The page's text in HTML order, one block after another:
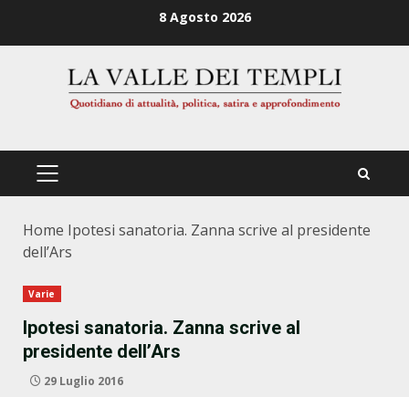
8 Agosto 2026
PRIMÄRES
Home Ipotesi sanatoria. Zanna scrive al presidente
dell’Ars
Varie
Ipotesi sanatoria. Zanna scrive al
presidente dell’Ars
29 Luglio 2016